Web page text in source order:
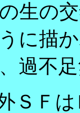
生の
に描
過不
ＳＦは